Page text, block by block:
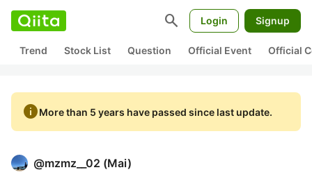
search Login Signup
Trend Stock List Question Official Event Official
infoMore than 5 years have passed since last update.
@mzmz__02 (Mai)